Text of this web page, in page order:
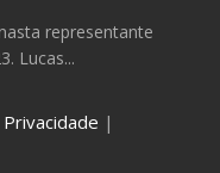
representante
Lucas...
Privacidade |